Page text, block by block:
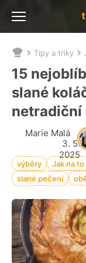
Nacházíte
se
zde:
Tipy a triky
15
slané
netradiční
Marie Malá
3. 5.
2025
výběry Jak na to
slané pečení